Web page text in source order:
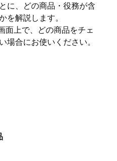
に、どの商品・役務が含
を解説します。
面上で、どの商品をチェ
場合にお使いください。